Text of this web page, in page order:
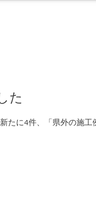
た
たに4件、「県外の施工